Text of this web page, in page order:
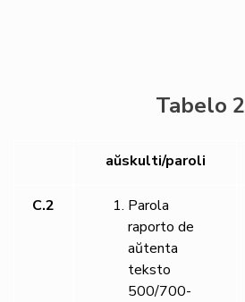
Tabelo 2
aŭskulti/paroli
C.2
Parola
raporto de
aŭtenta
teksto
500/700-